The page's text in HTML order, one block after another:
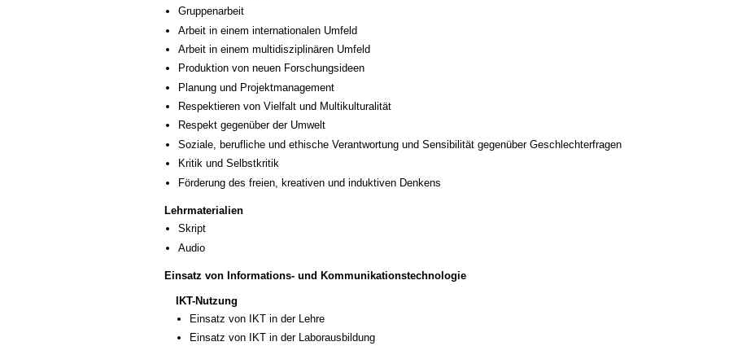
Gruppenarbeit
Arbeit in einem internationalen Umfeld
Arbeit in einem multidisziplinären Umfeld
Produktion von neuen Forschungsideen
Planung und Projektmanagement
Respektieren von Vielfalt und Multikulturalität
Respekt gegenüber der Umwelt
Soziale, berufliche und ethische Verantwortung und Sensibilität gegenüber Geschlechterfragen
Kritik und Selbstkritik
Förderung des freien, kreativen und induktiven Denkens
Lehrmaterialien
Skript
Audio
Einsatz von Informations- und Kommunikationstechnologie
IKT-Nutzung
Einsatz von IKT in der Lehre
Einsatz von IKT in der Laborausbildung